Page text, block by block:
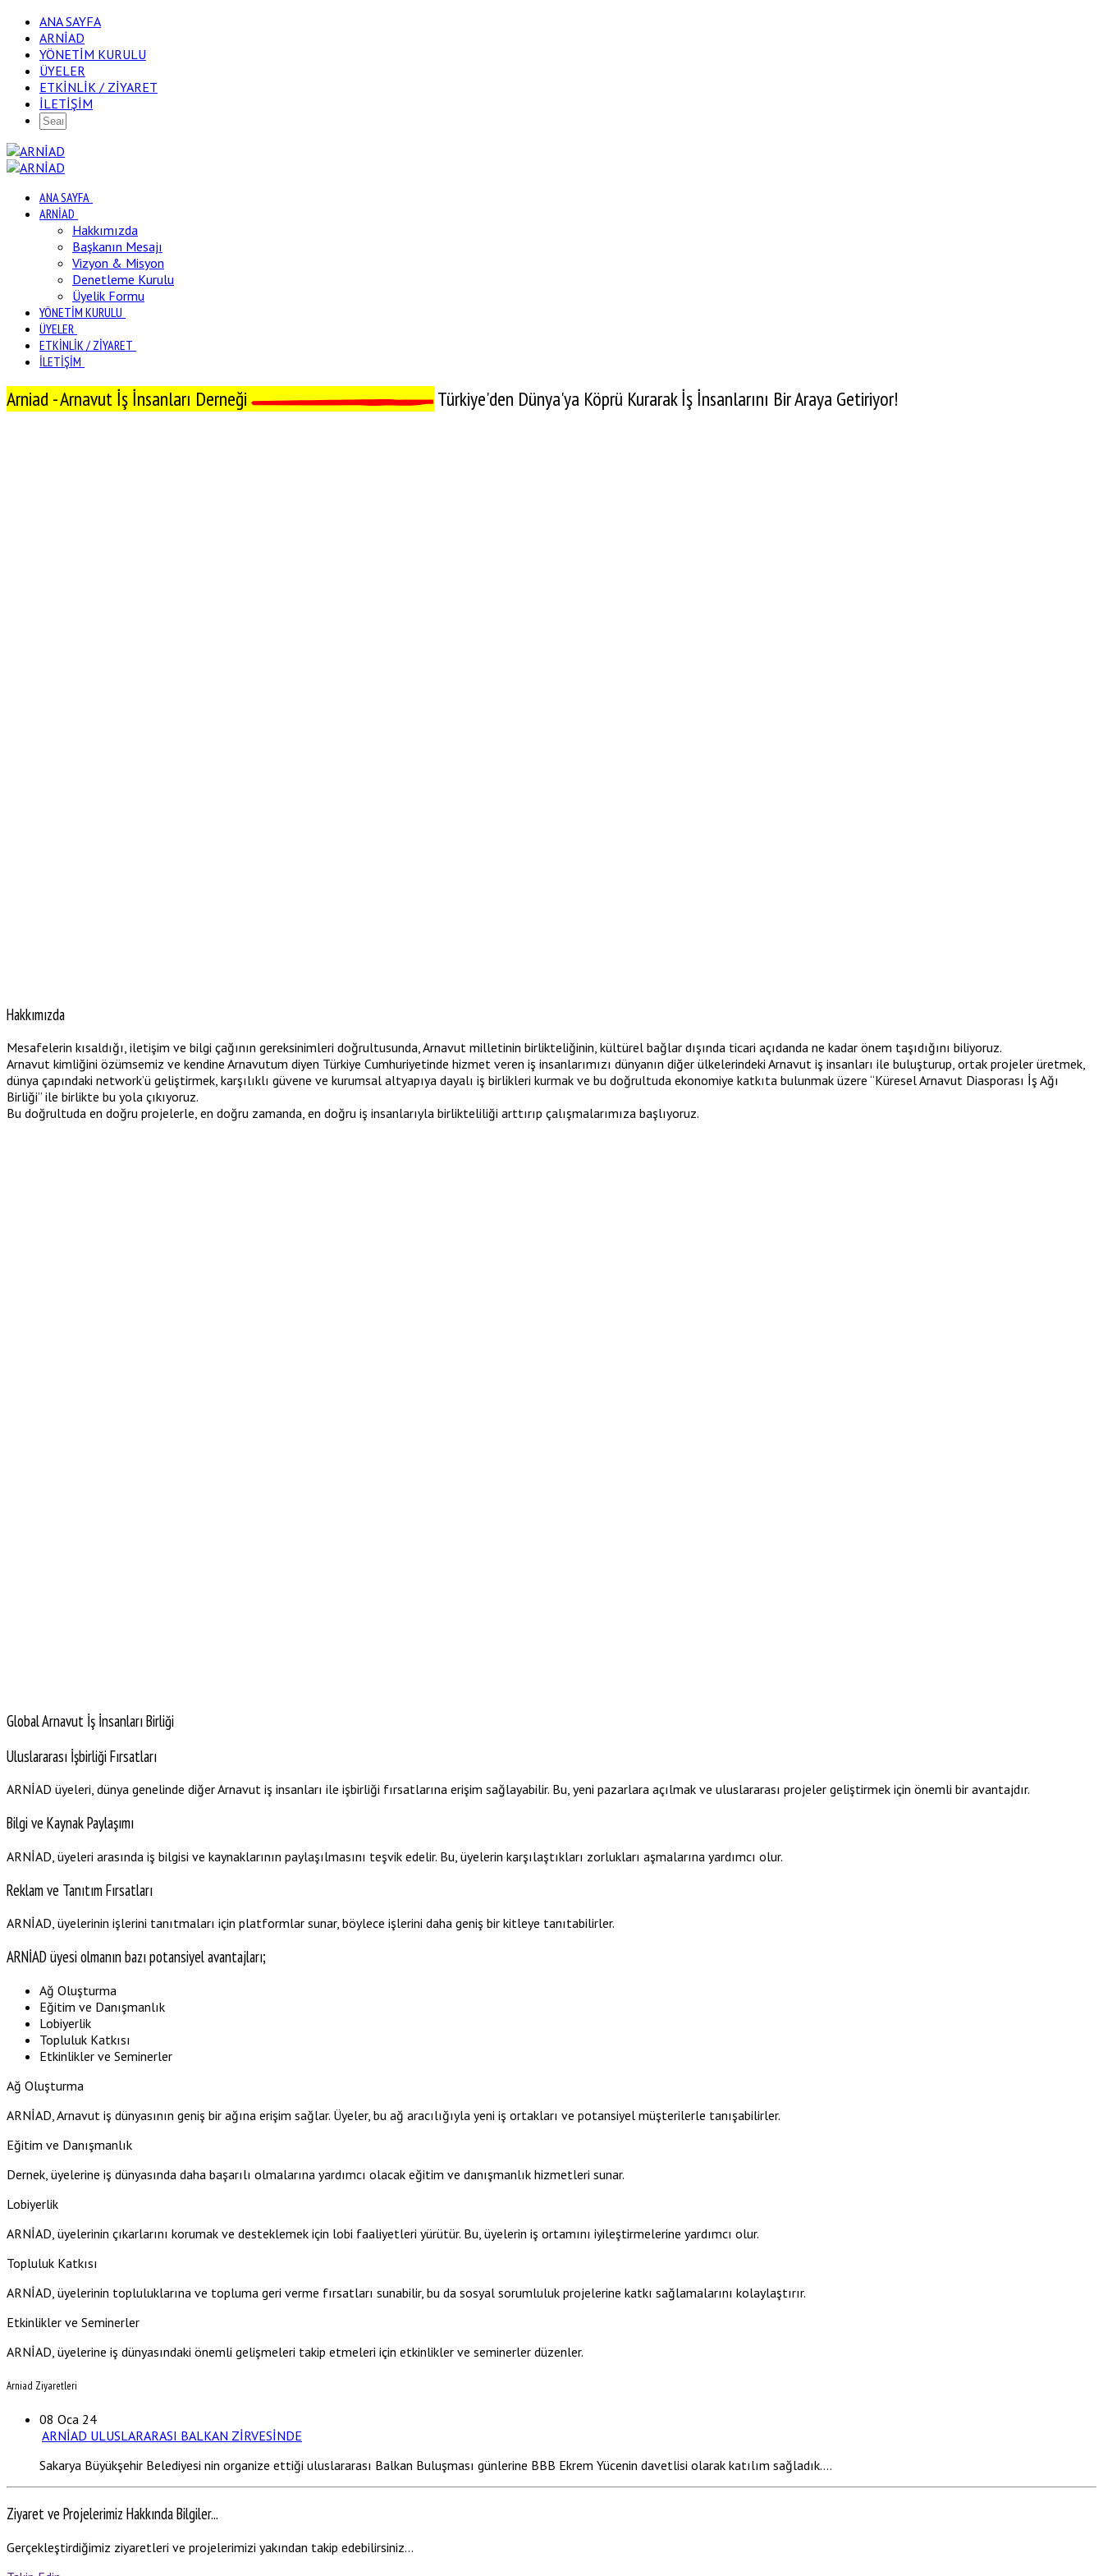
ANA SAYFA
ARNİAD
YÖNETİM KURULU
ÜYELER
ETKİNLİK / ZİYARET
İLETİŞİM
ANA SAYFA
ARNİAD
Hakkımızda
Başkanın Mesajı
Vizyon & Misyon
Denetleme Kurulu
Üyelik Formu
YÖNETİM KURULU
ÜYELER
ETKİNLİK / ZİYARET
İLETİŞİM
Arniad - Arnavut İş İnsanları Derneği Türkiye'den Dünya'ya Köprü Kurarak İş İnsanlarını Bir Araya Getiriyor!
Hakkımızda
Mesafelerin kısaldığı, iletişim ve bilgi çağının gereksinimleri doğrultusunda, Arnavut milletinin birlikteliğinin, kültürel bağlar dışında ticari açıdanda ne kadar önem taşıdığını biliyoruz.
Arnavut kimliğini özümsemiz ve kendine Arnavutum diyen Türkiye Cumhuriyetinde hizmet veren iş insanlarımızı dünyanın diğer ülkelerindeki Arnavut iş insanları ile buluşturup, ortak projeler üretmek,
dünya çapındaki network’ü geliştirmek, karşılıklı güvene ve kurumsal altyapıya dayalı iş birlikleri kurmak ve bu doğrultuda ekonomiye katkıta bulunmak üzere “Küresel Arnavut Diasporası İş Ağı
Birliği” ile birlikte bu yola çıkıyoruz.
Bu doğrultuda en doğru projelerle, en doğru zamanda, en doğru iş insanlarıyla birlikteliliği arttırıp çalışmalarımıza başlıyoruz.
Global Arnavut İş İnsanları Birliği
Uluslararası İşbirliği Fırsatları
ARNİAD üyeleri, dünya genelinde diğer Arnavut iş insanları ile işbirliği fırsatlarına erişim sağlayabilir. Bu, yeni pazarlara açılmak ve uluslararası projeler geliştirmek için önemli bir avantajdır.
Bilgi ve Kaynak Paylaşımı
ARNİAD, üyeleri arasında iş bilgisi ve kaynaklarının paylaşılmasını teşvik edelir. Bu, üyelerin karşılaştıkları zorlukları aşmalarına yardımcı olur.
Reklam ve Tanıtım Fırsatları
ARNİAD, üyelerinin işlerini tanıtmaları için platformlar sunar, böylece işlerini daha geniş bir kitleye tanıtabilirler.
ARNİAD üyesi olmanın bazı potansiyel avantajları;
Ağ Oluşturma
Eğitim ve Danışmanlık
Lobiyerlik
Topluluk Katkısı
Etkinlikler ve Seminerler
Ağ Oluşturma
ARNİAD, Arnavut iş dünyasının geniş bir ağına erişim sağlar. Üyeler, bu ağ aracılığıyla yeni iş ortakları ve potansiyel müşterilerle tanışabilirler.
Eğitim ve Danışmanlık
Dernek, üyelerine iş dünyasında daha başarılı olmalarına yardımcı olacak eğitim ve danışmanlık hizmetleri sunar.
Lobiyerlik
ARNİAD, üyelerinin çıkarlarını korumak ve desteklemek için lobi faaliyetleri yürütür. Bu, üyelerin iş ortamını iyileştirmelerine yardımcı olur.
Topluluk Katkısı
ARNİAD, üyelerinin topluluklarına ve topluma geri verme fırsatları sunabilir, bu da sosyal sorumluluk projelerine katkı sağlamalarını kolaylaştırır.
Etkinlikler ve Seminerler
ARNİAD, üyelerine iş dünyasındaki önemli gelişmeleri takip etmeleri için etkinlikler ve seminerler düzenler.
Arniad Ziyaretleri
08 Oca 24
ARNİAD ULUSLARARASI BALKAN ZİRVESİNDE
Sakarya Büyükşehir Belediyesi nin organize ettiği uluslararası Balkan Buluşması günlerine BBB Ekrem Yücenin davetlisi olarak katılım sağladık....
Ziyaret ve Projelerimiz Hakkında Bilgiler...
Gerçekleştirdiğimiz ziyaretleri ve projelerimizi yakından takip edebilirsiniz…